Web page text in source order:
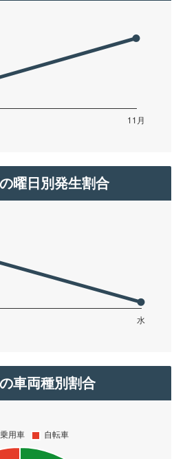
曜日別発生割合
車両種別割合